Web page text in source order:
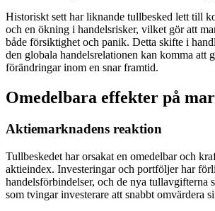
Historiskt sett har liknande tullbesked lett till
och en ökning i handelsrisker, vilket gör att
både försiktighet och panik. Detta skifte i
den globala handelsrelationen kan komma att
förändringar inom en snar framtid.
Omedelbara effekter på
Aktiemarknadens reaktion
Tullbeskedet har orsakat en omedelbar och
aktieindex. Investeringar och portföljer har
handelsförbindelser, och de nya tullavgifterna
som tvingar investerare att snabbt omvärdera